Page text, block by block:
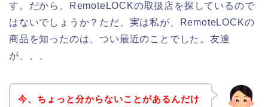
す。だから、RemoteLOCKの取扱店を探しているので
はないでしょうか？ただ、実は私が、RemoteLOCKの
商品を知ったのは、つい最近のことでした。友達
が、、、
今、ちょっと分からないことがあるんだけ